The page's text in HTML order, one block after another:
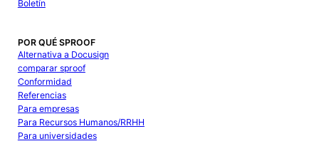
Boletín
POR QUÉ SPROOF
Alternativa a Docusign
comparar sproof
Conformidad
Referencias
Para empresas
Para Recursos Humanos/RRHH
Para universidades